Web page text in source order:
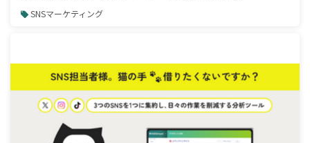
SNSマーケティング